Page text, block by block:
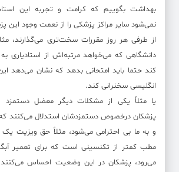
بهداشت بگوییم که کرامت و تجربه این
نمی‌شود سایر مراکز پزشکی را از نعمت وجود این
از طرفی هر روز مقررات سخت‌تری می‌گذارند،
دانشگاهی که می‌خواهد مرتبه‌اش از استادیاری به
کند حتما باید امتحانی بدهد که نشان می‌دهد
انگلیسی سخنرانی کند.
یا مثلاً یکی از مشکلات دیگر معضل
پزشکان درخصوص دستمزدشان استدلال می‌کنند
و به ما بی احترامی می‌شود، مثلاً حق ویزیت
مطب کمتر از تکنسینی است که برای تعمیر
می‌رود، پزشکان در این وضعیت احساس می‌کنند